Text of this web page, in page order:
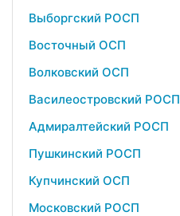
Выборгский РОСП
Восточный ОСП
Волковский ОСП
Василеостровский РОСП
Адмиралтейский РОСП
Пушкинский РОСП
Купчинский ОСП
Московский РОСП